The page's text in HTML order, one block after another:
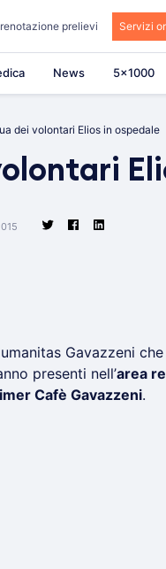
prelievi Servizi
News 5×1000
dei volontari Elios in ospedale
Gavazzeni che
presenti nell’area
Cafè Gavazzeni.